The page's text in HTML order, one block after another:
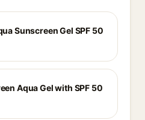
Sunscreen Gel SPF 50
Aqua Gel with SPF 50